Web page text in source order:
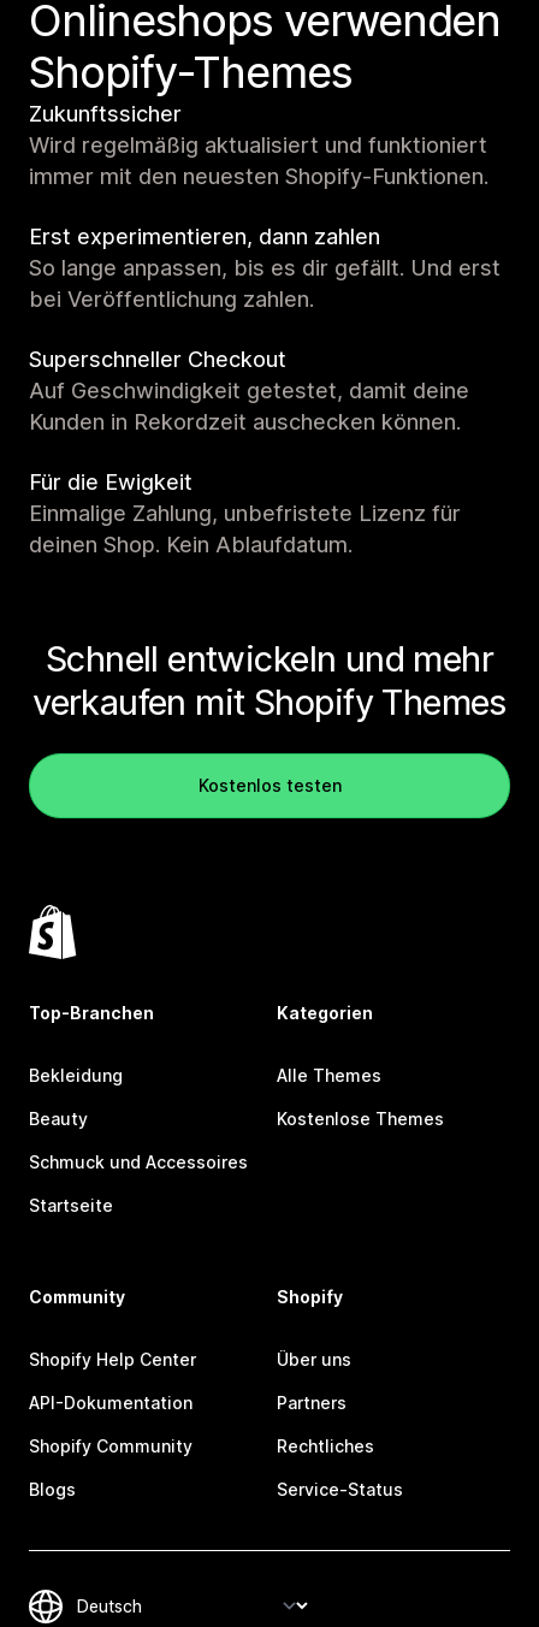
Onlineshops verwenden
Shopify-Themes
Zukunftssicher
Wird regelmäßig aktualisiert und funktioniert
immer mit den neuesten Shopify-Funktionen.
Erst experimentieren, dann zahlen
So lange anpassen, bis es dir gefällt. Und erst
bei Veröffentlichung zahlen.
Superschneller Checkout
Auf Geschwindigkeit getestet, damit deine
Kunden in Rekordzeit auschecken können.
Für die Ewigkeit
Einmalige Zahlung, unbefristete Lizenz für
deinen Shop. Kein Ablaufdatum.
Schnell entwickeln und mehr
verkaufen mit Shopify Themes
Kostenlos testen
Top-Branchen
Bekleidung
Beauty
Schmuck und Accessoires
Startseite
Kategorien
Alle Themes
Kostenlose Themes
Community
Shopify Help Center
API-Dokumentation
Shopify Community
Blogs
Shopify
Über uns
Partners
Rechtliches
Service-Status